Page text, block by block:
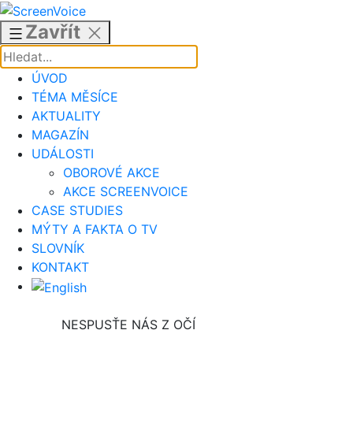
Přejít
obsahu
Zavřít
ÚVOD
TÉMA MĚSÍCE
AKTUALITY
MAGAZÍN
UDÁLOSTI
OBOROVÉ AKCE
AKCE SCREENVOICE
CASE STUDIES
MÝTY A FAKTA O TV
SLOVNÍK
KONTAKT
NESPUSŤE NÁS Z OČÍ